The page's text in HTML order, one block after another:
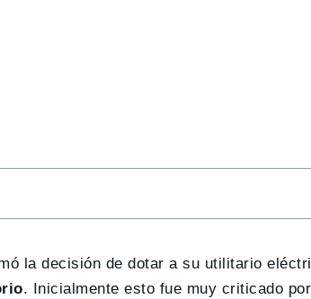
la decisión de dotar a su utilitario
. Inicialmente esto fue muy criticado